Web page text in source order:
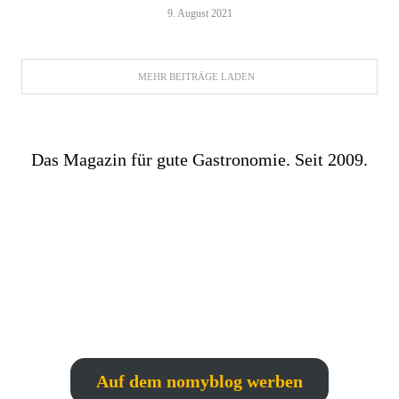
9. August 2021
MEHR BEITRÄGE LADEN
Das Magazin für gute Gastronomie. Seit 2009.
Auf dem nomyblog werben